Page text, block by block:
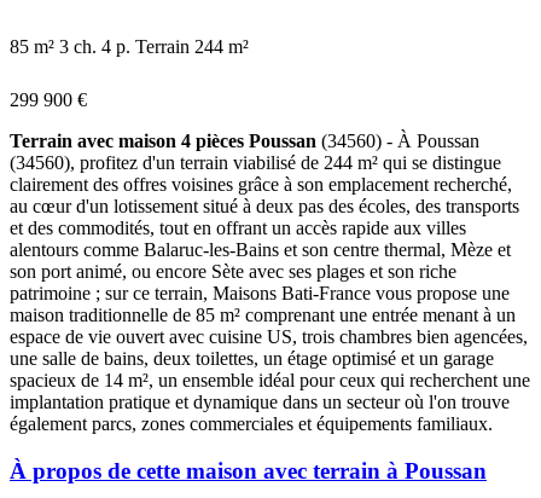
85 m² 3 ch. 4 p. Terrain 244 m²
299 900 €
Terrain avec maison 4 pièces Poussan (34560) - À Poussan
(34560), profitez d'un terrain viabilisé de 244 m² qui se distingue
clairement des offres voisines grâce à son emplacement recherché,
au cœur d'un lotissement situé à deux pas des écoles, des transports
et des commodités, tout en offrant un accès rapide aux villes
alentours comme Balaruc-les-Bains et son centre thermal, Mèze et
son port animé, ou encore Sète avec ses plages et son riche
patrimoine ; sur ce terrain, Maisons Bati-France vous propose une
maison traditionnelle de 85 m² comprenant une entrée menant à un
espace de vie ouvert avec cuisine US, trois chambres bien agencées,
une salle de bains, deux toilettes, un étage optimisé et un garage
spacieux de 14 m², un ensemble idéal pour ceux qui recherchent une
implantation pratique et dynamique dans un secteur où l'on trouve
également parcs, zones commerciales et équipements familiaux.
À propos de cette maison avec terrain à Poussan